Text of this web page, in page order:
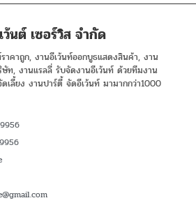
นต์ เซอร์วิส จำกัด
าคาถูก, งานอีเว้นท์ออกบูธแสดงสินค้า, งาน
ท, งานแรลลี่ รับจัดงานอีเว้นท์ ด้วยทีมงาน
เลี้ยง งานปาร์ตี้ จัดอีเว้นท์ มามากกว่า1000